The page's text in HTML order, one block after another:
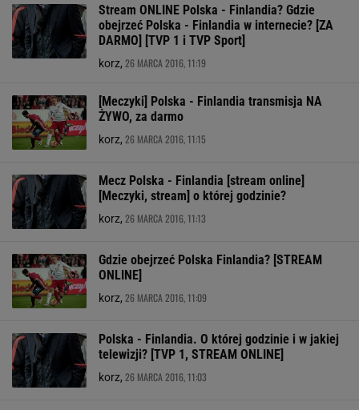
Stream ONLINE Polska - Finlandia? Gdzie
obejrzeć Polska - Finlandia w internecie? [ZA
DARMO] [TVP 1 i TVP Sport]
korz, 26 MARCA 2016, 11:19
[Meczyki] Polska - Finlandia transmisja NA
ŻYWO, za darmo
korz, 26 MARCA 2016, 11:15
Mecz Polska - Finlandia [stream online]
[Meczyki, stream] o której godzinie?
korz, 26 MARCA 2016, 11:13
Gdzie obejrzeć Polska Finlandia? [STREAM
ONLINE]
korz, 26 MARCA 2016, 11:09
Polska - Finlandia. O której godzinie i w jakiej
telewizji? [TVP 1, STREAM ONLINE]
korz, 26 MARCA 2016, 11:03